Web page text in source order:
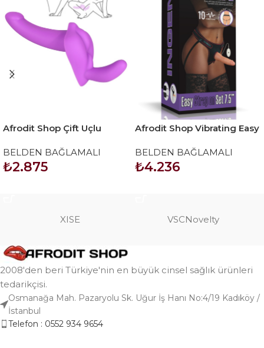
Afrodit Shop Çift Uçlu
BELDEN BAĞLAMALI
₺2.875
Afrodit Shop Vibrating Easy
Bağlamalı
BELDEN BAĞLAMALI
₺4.236
XISE VSCNovelty
2008'den beri Türkiye'nin en büyük cinsel sağlık ürünleri
tedarikçisi.
Osmanağa Mah. Pazaryolu Sk. Uğur İş Hanı No:4/19 Kadıköy /
İstanbul
Telefon : 0552 934 9654